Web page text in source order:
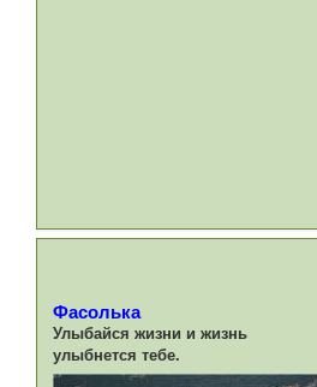
Фасолька
Улыбайся жизни и жизнь
улыбнется тебе.